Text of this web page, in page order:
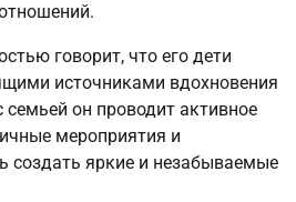
говорит, что его дети
источниками вдохновения
он проводит активное
мероприятия и
создать яркие и незабываемые